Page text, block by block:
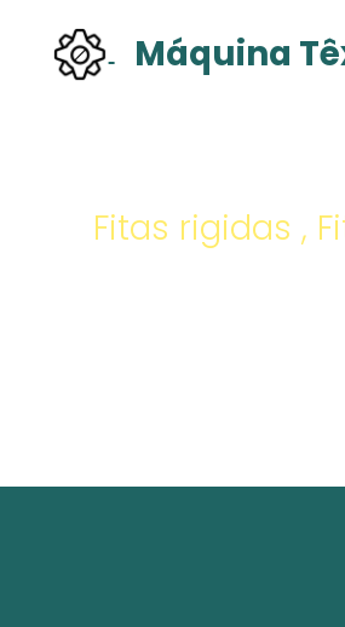
Máquina
Fitas rigidas ,